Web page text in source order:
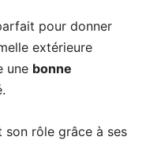
pour donner
extérieure
une bonne
rôle grâce à ses